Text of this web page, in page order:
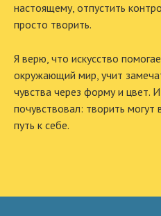
настоящему, отпустить
просто творить.
Я верю, что искусство
окружающий мир, учит
чувства через форму и цвет.
почувствовал: творить могут
путь к себе.